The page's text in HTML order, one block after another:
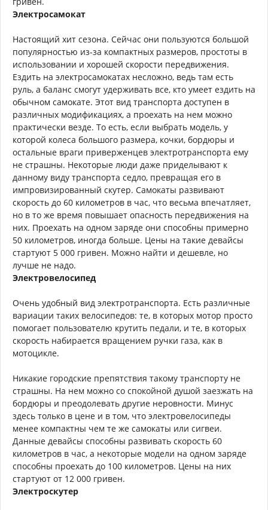
Электросамокат
Настоящий хит сезона. Сейчас они пользуются большой
популярностью из-за компактных размеров, простоты в
использовании и хорошей скорости передвижения.
Ездить на электросамокатах несложно, ведь там есть
руль, а баланс смогут удерживать все, кто умеет ездить на
обычном самокате. Этот вид транспорта доступен в
различных модификациях, а проехать на нем можно
практически везде. То есть, если выбрать модель, у
которой колеса большого размера, кочки, бордюры и
остальные враги приверженцев электротранспорта ему
не страшны. Некоторые люди даже приделывают к
данному виду транспорта седло, превращая его в
импровизированный скутер. Самокаты развивают
скорость до 60 километров в час, что весьма впечатляет,
но в то же время повышает опасность передвижения на
них. Проехать на одном заряде они способны примерно
50 километров, иногда больше. Цены на такие девайсы
стартуют 5 000 гривен. Можно найти и дешевле, но
лучше не надо.
Электровелосипед
Очень удобный вид электротранспорта. Есть различные
вариации таких велосипедов: те, в которых мотор просто
помогает пользователю крутить педали, и те, в которых
скорость набирается вращением ручки газа, как в
мотоцикле.
Никакие городские препятствия такому транспорту не
страшны. На нем можно со спокойной душой заезжать на
бордюры и преодолевать другие неровности. Минус
здесь только в цене и в том, что электровелосипеды
менее компактны чем те же самокаты или сигвеи.
Данные девайсы способны развивать скорость 60
километров в час, а некоторые модели на одном заряде
способны проехать до 100 километров. Цены на них
стартуют от 12 000 гривен.
Электроскутер